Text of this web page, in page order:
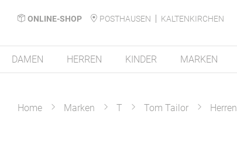
ONLINE-SHOP POSTHAUSEN
KALTENKIRCHEN
DAMEN HERREN KINDER MARKEN
Home Marken T Tom Tailor Herren